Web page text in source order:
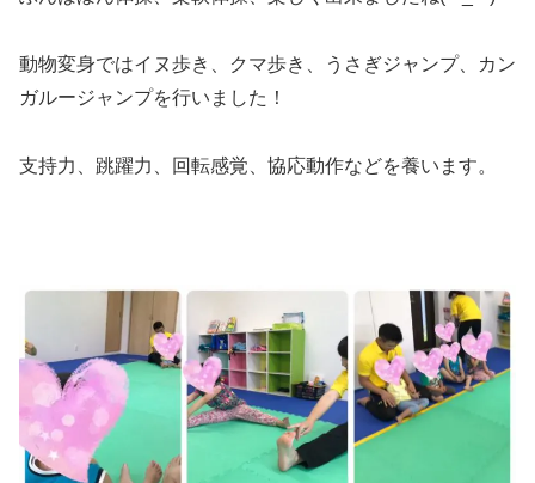
動物変身ではイヌ歩き、クマ歩き、うさぎジャンプ、カン
ガルージャンプを行いました！
支持力、跳躍力、回転感覚、協応動作などを養います。